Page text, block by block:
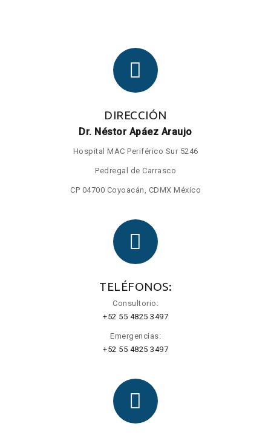
DIRECCIÓN
Dr. Néstor Apáez Araujo
Hospital MAC Periférico Sur 5246
Pedregal de Carrasco
CP 04700 Coyoacán, CDMX México
TELÉFONOS:
Consultorio:
+52 55 4825 3497
Emergencias:
+52 55 4825 3497